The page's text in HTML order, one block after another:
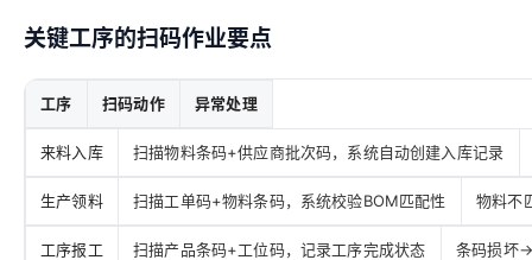
关键工序的扫码作业要点
工序 扫码动作 异常处理
来料入库 扫描物料条码+供应商批次码，系统自动创建入库记录
生产领料 扫描工单码+物料条码，系统校验BOM匹配性 物料不
工序报工 扫描产品条码+工位码，记录工序完成状态 条码损坏